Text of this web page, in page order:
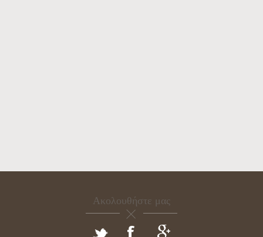
Ακολουθήστε μας